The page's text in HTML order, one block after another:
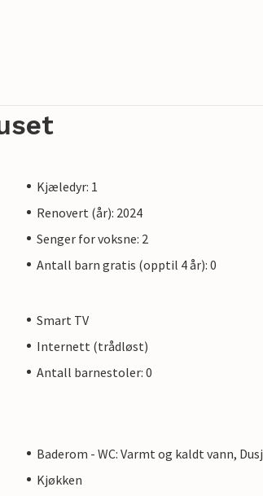
Kjæledyr: 1
Renovert (år): 2024
Senger for voksne: 2
Antall barn gratis (opptil 4 år): 0
Smart TV
Internett (trådløst)
Antall barnestoler: 0
Baderom - WC: Varmt og kaldt vann, Dusj
Kjøkken